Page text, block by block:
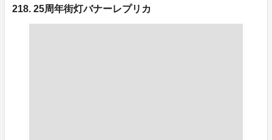
218. 25周年街灯バナーレプリカ